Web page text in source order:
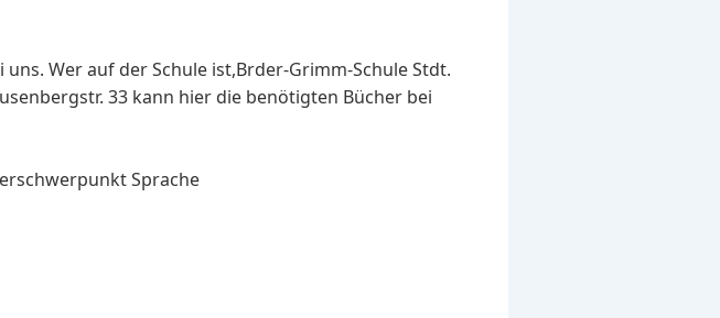
Wer auf der Schule ist,Brder-Grimm-Schule Stdt.
33 kann hier die benötigten Bücher bei
Sprache